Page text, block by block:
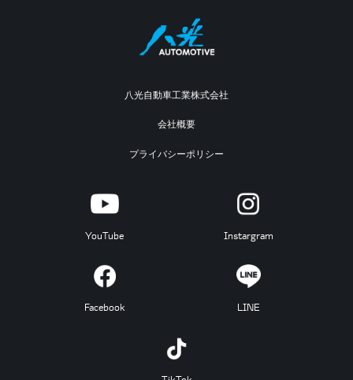
八光自動車工業株式会社
会社概要
プライバシーポリシー
YouTube Instargram
Facebook LINE